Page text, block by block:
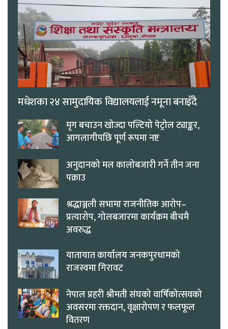
मधेशका २४ सामुदायिक विद्यालयलाई नमूना बनाइँदै
मृग बचाउन खोज्दा पल्टियो पेट्रोल ट्याङ्कर,
आगलागीपछि पूर्ण रूपमा नष्ट
अनुदानको मल कालोबजारी गर्ने तीन जना
पक्राउ
श्रद्धाञ्जली सभामा राजनीतिक आरोप–
प्रत्यारोप, गोलबजारमा कार्यक्रम बीचमै
अवरुद्ध
यातायात कार्यालय जनकपुरधामको
राजस्वमा गिरावट
नेपाल प्रहरी श्रीमती संघको वार्षिकोत्सवको
अवसरमा रक्तदान, वृक्षारोपण र फलफूल
वितरण